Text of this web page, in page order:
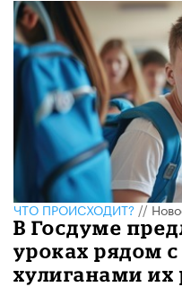
ЧТО ПРОИСХОДИТ?//
В Госдуме
уроках рядом
хулиганами их